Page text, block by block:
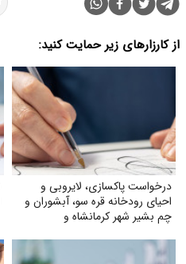
از کارزارهای زیر حمایت کنید:
درخواست پاکسازی، لایروبی و
احیای رودخانه قره سو، آبشوران و
چم بشیر شهر کرمانشاه و
(گاماسیاب، دینورآب، سیمره)